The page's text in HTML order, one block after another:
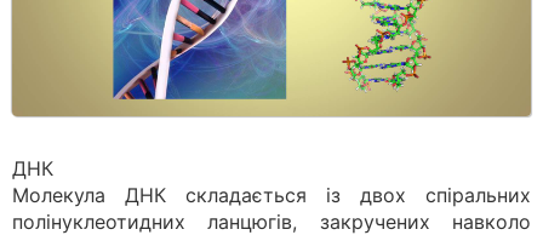
ДНК
Молекула ДНК складається із двох спіральних
полінуклеотидних ланцюгів, закручених навколо